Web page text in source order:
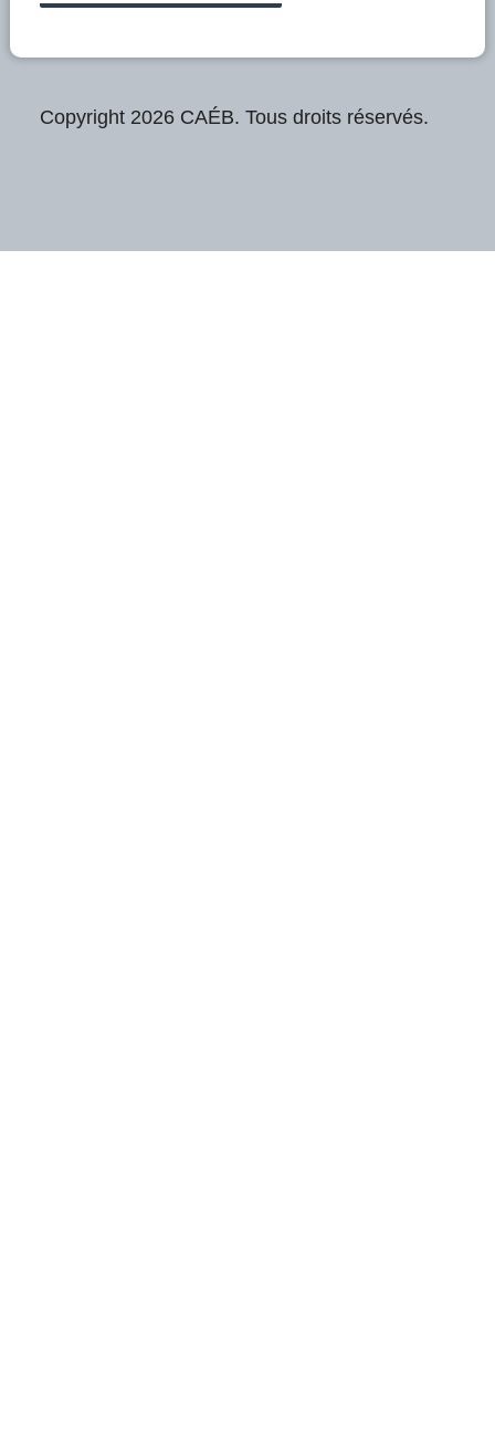
Copyright 2026 CAÉB. Tous droits réservés.